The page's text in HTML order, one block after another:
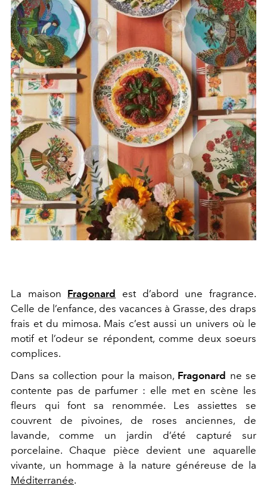
La maison Fragonard est d’abord une fragrance.
Celle de l’enfance, des vacances à Grasse, des draps
frais et du mimosa. Mais c’est aussi un univers où le
motif et l’odeur se répondent, comme deux soeurs
complices.
Dans sa collection pour la maison, Fragonard ne se
contente pas de parfumer : elle met en scène les
fleurs qui font sa renommée. Les assiettes se
couvrent de pivoines, de roses anciennes, de
lavande, comme un jardin d’été capturé sur
porcelaine. Chaque pièce devient une aquarelle
vivante, un hommage à la nature généreuse de la
Méditerranée.